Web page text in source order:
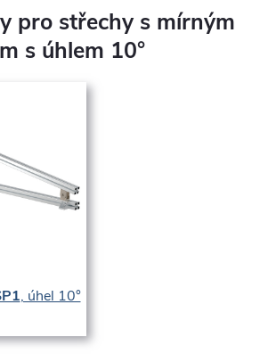
pro střechy s mírným
s úhlem 10°
, úhel 10°